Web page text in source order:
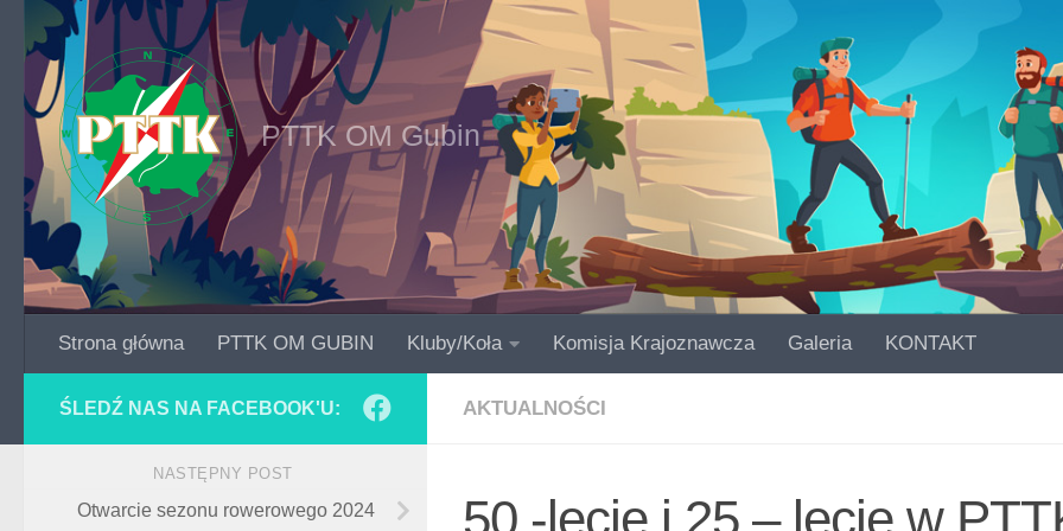
Skip to content
PTTK OM Gubin
Strona główna PTTK OM GUBIN Kluby/Koła Komisja Krajoznawcza Galeria KONTAKT
AKTUALNOŚCI
50 -lecie i 25 – lecie w
ŚLEDŹ NAS NA FACEBOOK'U:
NASTĘPNY POST
Otwarcie sezonu rowerowego 2024